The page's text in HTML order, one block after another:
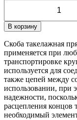
В корзину
Скоба такелажная
применяется при
транспортировке
используется для
также цепей между
использовании, при
надежности,
расцепления концов
необходимый